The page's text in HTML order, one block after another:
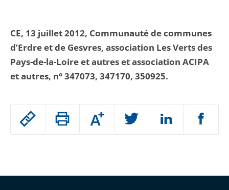
Passer
Augmenter
ou
CE, 13 juillet 2012, Communauté de communes
d’Erdre et de Gesvres, association Les Verts des
Pays-de-la-Loire et autres et association ACIPA
et autres, n° 347073, 347170, 350925.